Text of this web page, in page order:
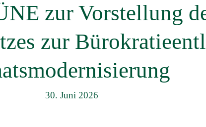
zur Vorstellung
zur
30. Juni 2026